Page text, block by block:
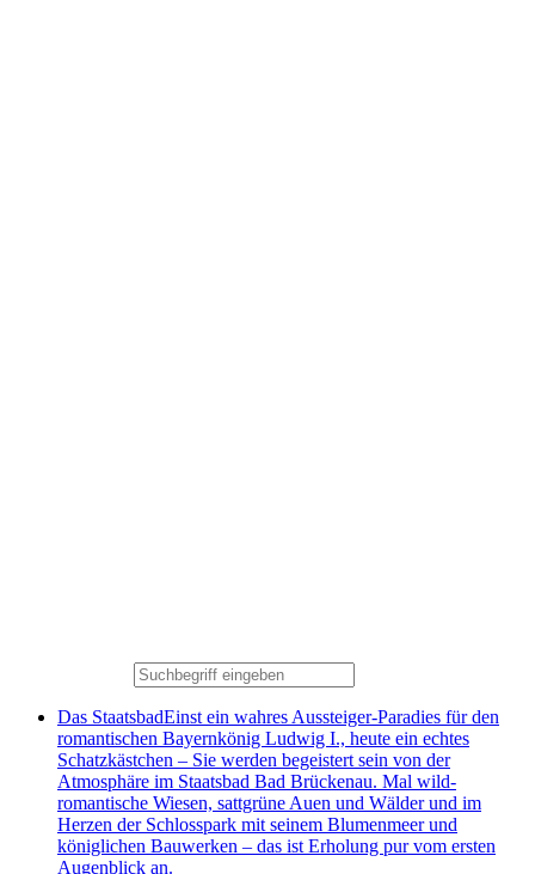
Das StaatsbadEinst ein wahres Aussteiger-Paradies für den
romantischen Bayernkönig Ludwig I., heute ein echtes
Schatzkästchen – Sie werden begeistert sein von der
Atmosphäre im Staatsbad Bad Brückenau. Mal wild-
romantische Wiesen, sattgrüne Auen und Wälder und im
Herzen der Schlosspark mit seinem Blumenmeer und
königlichen Bauwerken – das ist Erholung pur vom ersten
Augenblick an.